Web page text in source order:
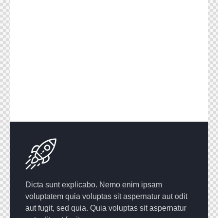
Dicta sunt explicabo. Nemo enim ipsam
voluptatem quia voluptas sit aspernatur aut odit
aut fugit, sed quia. Quia voluptas sit aspernatur